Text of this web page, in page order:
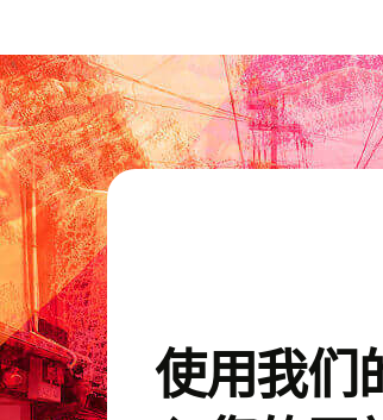
使用我们